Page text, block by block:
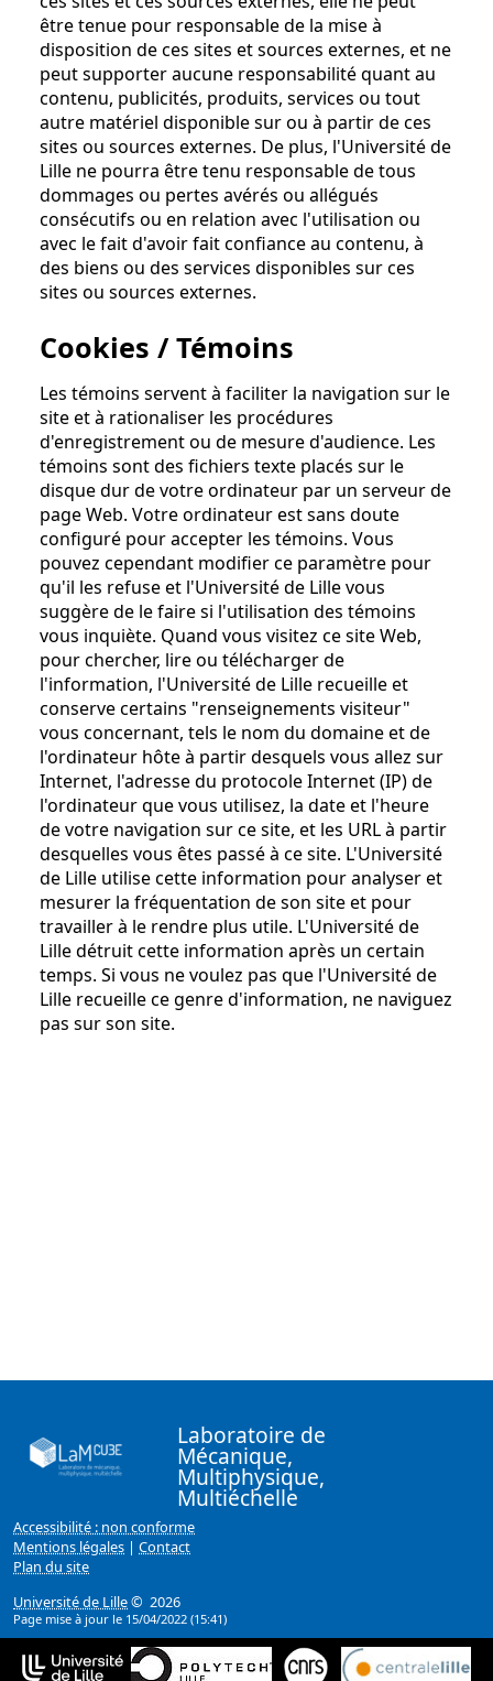
être tenue pour responsable de la mise à
disposition de ces sites et sources externes, et ne
peut supporter aucune responsabilité quant au
contenu, publicités, produits, services ou tout
autre matériel disponible sur ou à partir de ces
sites ou sources externes. De plus, l'Université de
Lille ne pourra être tenu responsable de tous
dommages ou pertes avérés ou allégués
consécutifs ou en relation avec l'utilisation ou
avec le fait d'avoir fait confiance au contenu, à
des biens ou des services disponibles sur ces
sites ou sources externes.
Cookies / Témoins
Les témoins servent à faciliter la navigation sur le
site et à rationaliser les procédures
d'enregistrement ou de mesure d'audience. Les
témoins sont des fichiers texte placés sur le
disque dur de votre ordinateur par un serveur de
page Web. Votre ordinateur est sans doute
configuré pour accepter les témoins. Vous
pouvez cependant modifier ce paramètre pour
qu'il les refuse et l'Université de Lille vous
suggère de le faire si l'utilisation des témoins
vous inquiète. Quand vous visitez ce site Web,
pour chercher, lire ou télécharger de
l'information, l'Université de Lille recueille et
conserve certains "renseignements visiteur"
vous concernant, tels le nom du domaine et de
l'ordinateur hôte à partir desquels vous allez sur
Internet, l'adresse du protocole Internet (IP) de
l'ordinateur que vous utilisez, la date et l'heure
de votre navigation sur ce site, et les URL à partir
desquelles vous êtes passé à ce site. L'Université
de Lille utilise cette information pour analyser et
mesurer la fréquentation de son site et pour
travailler à le rendre plus utile. L'Université de
Lille détruit cette information après un certain
temps. Si vous ne voulez pas que l'Université de
Lille recueille ce genre d'information, ne naviguez
pas sur son site.
Laboratoire de
Mécanique,
Multiphysique,
Multiéchelle
Accessibilité : non conforme
Mentions légales | Contact
Plan du site
Université de Lille© 2026
Page mise à jour le 15/04/2022 (15:41)